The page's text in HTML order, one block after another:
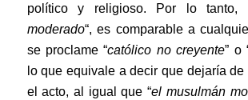
político y religioso. Por lo tanto,
moderado“, es comparable a
se proclame “católico no creyente” o
lo que equivale a decir que dejaría
el acto, al igual que “el musulmán